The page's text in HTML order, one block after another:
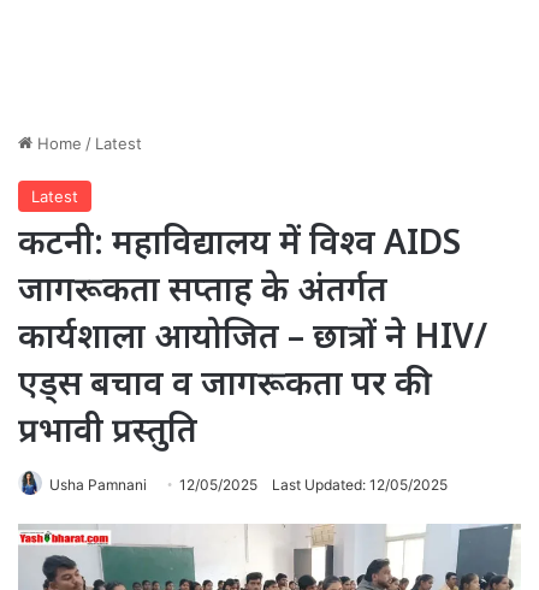
Home / Latest
Latest
कटनी: महाविद्यालय में विश्व AIDS
जागरूकता सप्ताह के अंतर्गत
कार्यशाला आयोजित – छात्रों ने HIV/
एड्स बचाव व जागरूकता पर की
प्रभावी प्रस्तुति
Usha Pamnani 12/05/2025 Last Updated: 12/05/2025